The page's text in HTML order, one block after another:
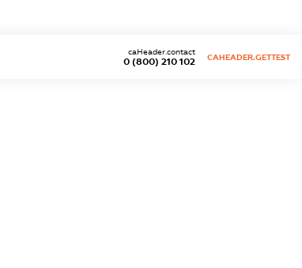
0 (800) 210 102
caHeader.contact
CAHEADER.GETTEST